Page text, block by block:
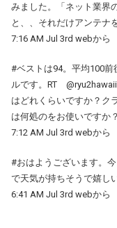
みました。「ネット業界
と、、それだけアンテナ
7:16 AM Jul 3rd webから
#ベストは94。平均100
ルです。RT
はどれくらいですか？ク
は何処のをお使いですか？
7:12 AM Jul 3rd webから
#おはようございます。
で天気が持ちそうで嬉しい
6:41 AM Jul 3rd webから